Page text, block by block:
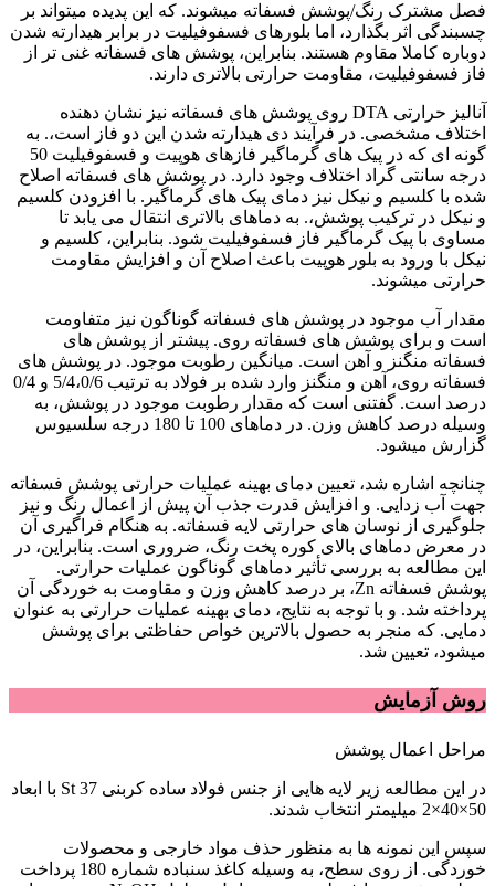
فصل مشترک رنگ/پوشش فسفاته میشوند. که این پدیده میتواند بر
چسبندگی اثر بگذارد، اما بلورهای فسفوفیلیت در برابر هیدارته شدن
دوباره کاملا مقاوم هستند. بنابراین، پوشش های فسفاته غنی تر از
فاز فسفوفیلیت، مقاومت حرارتی بالاتری دارند.
آنالیز حرارتی DTA روی پوشش های فسفاته نیز نشان دهنده
اختلاف مشخصی. در فرآیند دی هیدارته شدن این دو فاز است،. به
گونه ای که در پیک های گرماگیر فازهای هوپیت و فسفوفیلیت 50
درجه سانتی گراد اختلاف وجود دارد. در پوشش های فسفاته اصلاح
شده با کلسیم و نیکل نیز دمای پیک های گرماگیر. با افزودن کلسیم
و نیکل در ترکیب پوشش،. به دماهای بالاتری انتقال می یابد تا
مساوی با پیک گرماگیر فاز فسفوفیلیت شود. بنابراین، کلسیم و
نیکل با ورود به بلور هوپیت باعث اصلاح آن و افزایش مقاومت
حرارتی میشوند.
مقدار آب موجود در پوشش های فسفاته گوناگون نیز متفاومت
است و برای پوشش های فسفاته روی. پیشتر از پوشش های
فسفاته منگنز و آهن است. میانگین رطوبت موجود. در پوشش های
فسفاته روی، آهن و منگنز وارد شده بر فولاد به ترتیب 5/4،0/6 و 0/4
درصد است. گفتنی است که مقدار رطوبت موجود در پوشش، به
وسیله درصد کاهش وزن. در دماهای 100 تا 180 درجه سلسیوس
گزارش میشود.
چنانچه اشاره شد، تعیین دمای بهینه عملیات حرارتی پوشش فسفاته
جهت آب زدایی. و افزایش قدرت جذب آن پیش از اعمال رنگ و نیز
جلوگیری از نوسان های حرارتی لایه فسفاته. به هنگام فراگیری آن
در معرض دماهای بالای کوره پخت رنگ، ضروری است. بنابراین، در
این مطالعه به بررسی تأثیر دماهای گوناگون عملیات حرارتی.
پوشش فسفاته Zn، بر درصد کاهش وزن و مقاومت به خوردگی آن
پرداخته شد. و با توجه به نتایج، دمای بهینه عملیات حرارتی به عنوان
دمایی. که منجر به حصول بالاترین خواص حفاظتی برای پوشش
میشود، تعیین شد.
روش آزمایش
مراحل اعمال پوشش
در این مطالعه زیر لایه هایی از جنس فولاد ساده کربنی St 37 با ابعاد
50×40×2 میلیمتر انتخاب شدند.
سپس این نمونه ها به منظور حذف مواد خارجی و محصولات
خوردگی. از روی سطح، به وسیله کاغذ سنباده شماره 180 پرداخت